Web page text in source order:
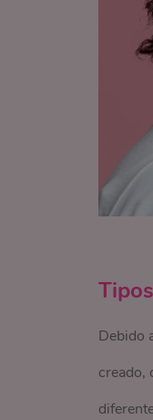
Debido
creado,